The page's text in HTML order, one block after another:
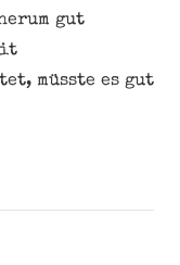
gut
müsste es gut